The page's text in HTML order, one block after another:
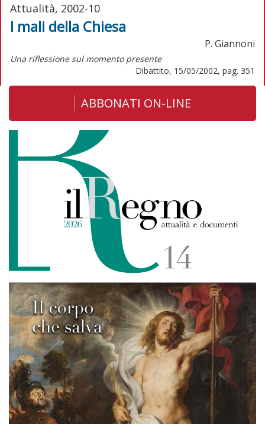
Attualità, 2002-10
I mali della Chiesa
P. Giannoni
Una riflessione sul momento presente
Dibattito, 15/05/2002, pag. 351
ABBONATI ON-LINE